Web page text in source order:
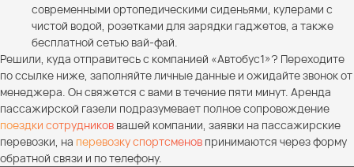
современными ортопедическими сиденьями, кулерами с
чистой водой, розетками для зарядки гаджетов, а также
бесплатной сетью вай-фай.
Решили, куда отправитесь с компанией «Автобус1»? Переходите
по ссылке ниже, заполняйте личные данные и ожидайте звонок от
менеджера. Он свяжется с вами в течение пяти минут. Аренда
пассажирской газели подразумевает полное сопровождение
поездки сотрудников вашей компании, заявки на пассажирские
перевозки, на перевозку спортсменов принимаются через форму
обратной связи и по телефону.